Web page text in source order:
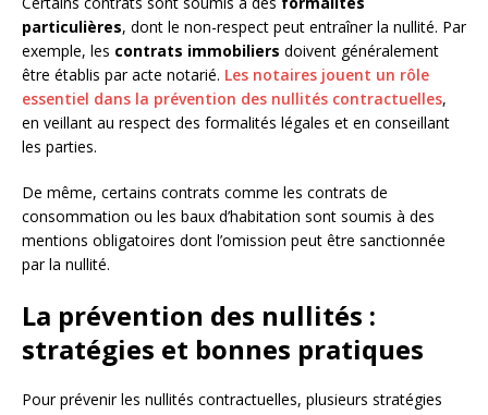
particulières, dont le non-respect peut entraîner la nullité. Par
exemple, les contrats immobiliers doivent généralement
être établis par acte notarié. Les notaires jouent un rôle
essentiel dans la prévention des nullités contractuelles,
en veillant au respect des formalités légales et en conseillant
les parties.
De même, certains contrats comme les contrats de
consommation ou les baux d’habitation sont soumis à des
mentions obligatoires dont l’omission peut être sanctionnée
par la nullité.
La prévention des nullités :
stratégies et bonnes pratiques
Pour prévenir les nullités contractuelles, plusieurs stratégies